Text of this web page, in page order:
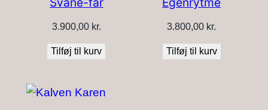
3.900,00 kr.
Tilføj til kurv
3.800,00 kr.
Tilføj til kurv